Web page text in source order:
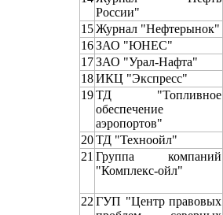
России"
15Журнал "Нефтерынок"
16ЗАО "ЮНЕС"
17ЗАО "Урал-Нафта"
18ИКЦ "Экспресс"
19ТД "Топливное
обеспечение
аэропортов"
20ТД "Техноойл"
21 Группа компаний
"Комплекс-ойл"
22 ГУП "Центр правовых